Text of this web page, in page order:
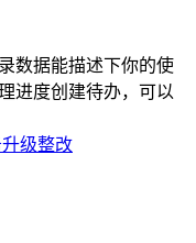
数据能描述下你的使
进度创建待办，可以
级整改